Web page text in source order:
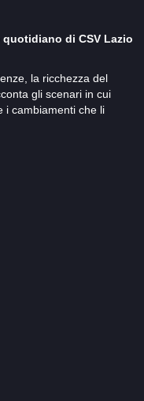
di CSV Lazio
la ricchezza del
gli scenari in cui
i cambiamenti che li